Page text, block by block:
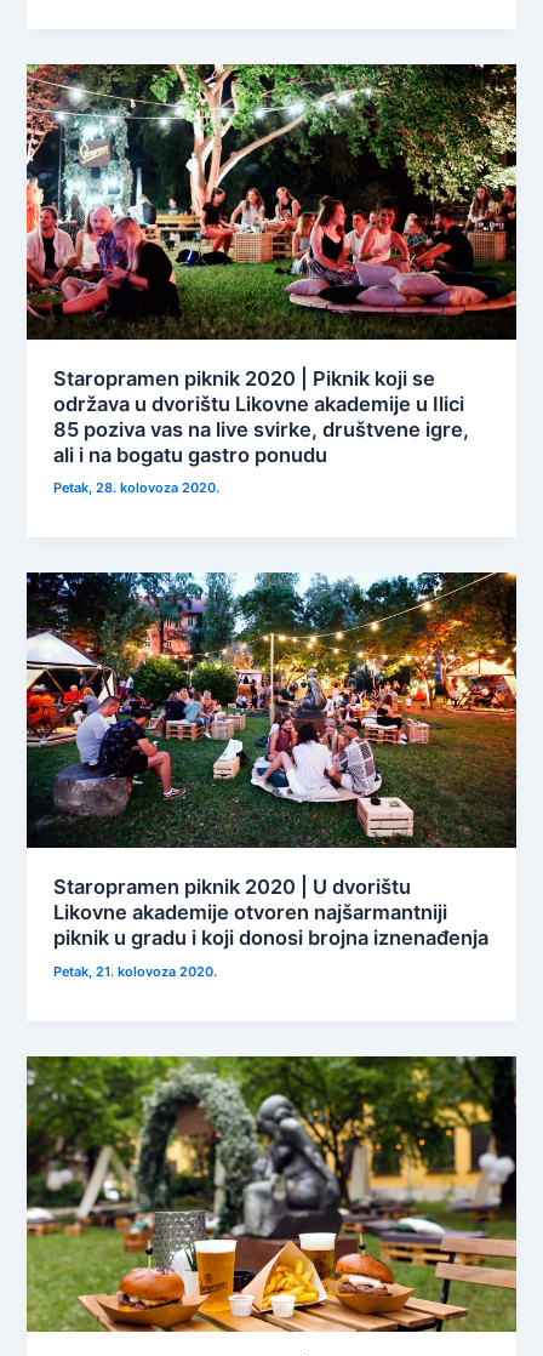
Staropramen piknik 2020 | Piknik koji se
održava u dvorištu Likovne akademije u Ilici
85 poziva vas na live svirke, društvene igre,
ali i na bogatu gastro ponudu
Petak, 28. kolovoza 2020.
Staropramen piknik 2020 | U dvorištu
Likovne akademije otvoren najšarmantniji
piknik u gradu i koji donosi brojna iznenađenja
Petak, 21. kolovoza 2020.